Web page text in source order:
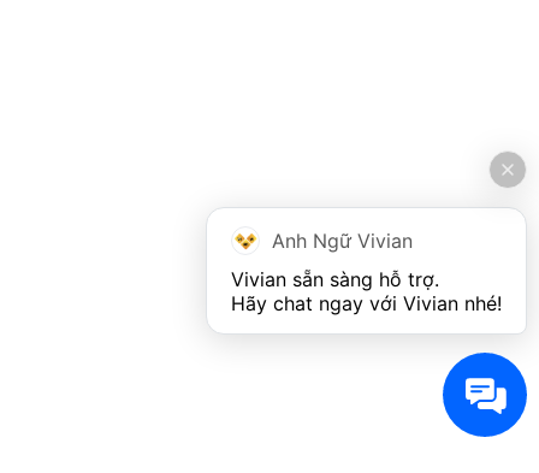
Anh Ngữ Vivian
Vivian sẵn sàng hỗ trợ.
Hãy chat ngay với Vivian nhé!